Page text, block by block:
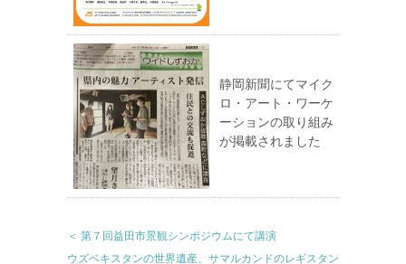
静岡新聞にてマイク
ロ・アート・ワーケ
ーションの取り組み
が掲載されました
＜ 第７回益田市景観シンポジウムにて講演
ウズベキスタンの世界遺産、サマルカンドのレギスタン